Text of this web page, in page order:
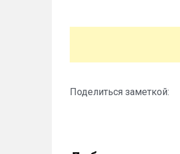
Поделиться заметкой: